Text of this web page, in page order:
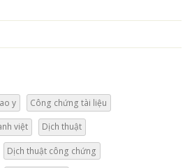
y Công chứng tài liệu
việt Dịch thuật
Dịch thuật công chứng